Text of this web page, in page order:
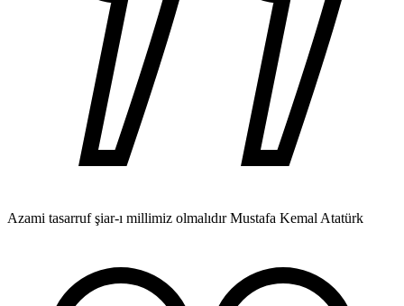
Azami tasarruf şiar-ı millimiz olmalıdırMustafa Kemal Atatürk